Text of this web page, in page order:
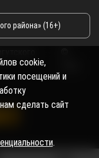
района» (16+)
cookie,
посещений и
сделать сайт
.